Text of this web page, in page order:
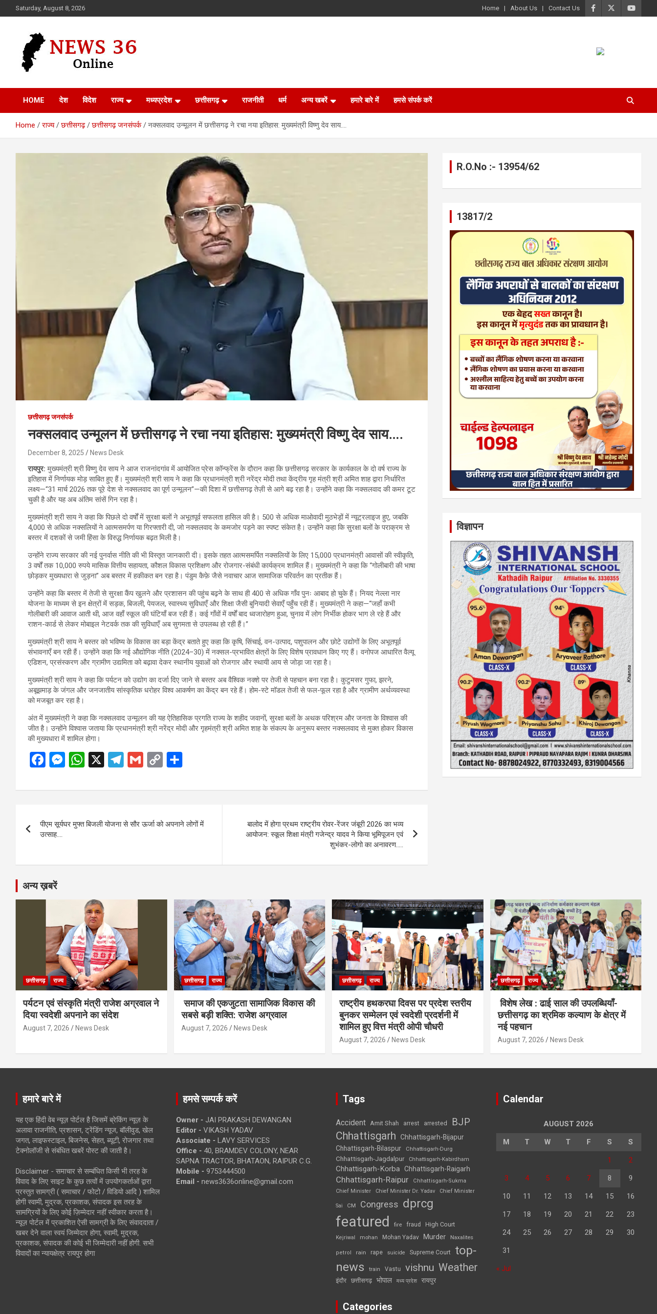
to
Saturday, August 8, 2026 Home About Us Contact Us
News 36
HOME देश विदेश राज्य मध्यप्रदेश छत्तीसगढ़ राजनीती धर्म अन्य खबरें हमारे बारे में हमसे संपर्क करें
Home राज्य छत्तीसगढ़ छत्तीसगढ़ जनसंपर्क नक्सलवाद उन्मूलन में छत्तीसगढ़ ने रचा नया इतिहास: मुख्यमंत्री विष्णु देव साय….
छत्तीसगढ़ जनसंपर्क
नक्सलवाद उन्मूलन में छत्तीसगढ़ ने रचा नया इतिहास: मुख्यमंत्री विष्णु देव साय….
December 8, 2025 News Desk
रायपुर:मुख्यमंत्री श्री विष्णु देव साय ने आज राजनांदगांव में आयोजित प्रेस कॉन्फ्रेंस के दौरान कहा कि छत्तीसगढ़ सरकार के कार्यकाल के दो वर्ष राज्य के
इतिहास में निर्णायक मोड़ साबित हुए हैं। मुख्यमंत्री श्री साय ने कहा कि प्रधानमंत्री श्री नरेंद्र मोदी तथा केंद्रीय गृह मंत्री श्री अमित शाह द्वारा निर्धारित
लक्ष्य—“31 मार्च 2026 तक पूरे देश से नक्सलवाद का पूर्ण उन्मूलन”—की दिशा में छत्तीसगढ़ तेज़ी से आगे बढ़ रहा है। उन्होंने कहा कि नक्सलवाद की कमर टूट
चुकी है और यह अब अंतिम सांसें गिन रहा है।
मुख्यमंत्री श्री साय ने कहा कि पिछले दो वर्षों में सुरक्षा बलों ने अभूतपूर्व सफलता हासिल की है। 500 से अधिक माओवादी मुठभेड़ों में न्यूट्रलाइज हुए, जबकि
4,000 से अधिक नक्सलियों ने आत्मसमर्पण या गिरफ्तारी दी, जो नक्सलवाद के कमजोर पड़ने का स्पष्ट संकेत है। उन्होंने कहा कि सुरक्षा बलों के पराक्रम से
बस्तर में दशकों से जमी हिंसा के विरुद्ध निर्णायक बढ़त मिली है।
उन्होंने राज्य सरकार की नई पुनर्वास नीति की भी विस्तृत जानकारी दी। इसके तहत आत्मसमर्पित नक्सलियों के लिए 15,000 प्रधानमंत्री आवासों की स्वीकृति,
3 वर्षों तक 10,000 रुपये मासिक वित्तीय सहायता, कौशल विकास प्रशिक्षण और रोजगार-संबंधी कार्यक्रम शामिल हैं। मुख्यमंत्री ने कहा कि “गोलीबारी की भाषा
छोड़कर मुख्यधारा से जुड़ना” अब बस्तर में हकीकत बन रहा है। पंडुम कैफ़े जैसे नवाचार आज सामाजिक परिवर्तन का प्रतीक हैं।
उन्होंने कहा कि बस्तर में तेजी से सुरक्षा कैंप खुलने और प्रशासन की पहुंच बढ़ने के साथ ही 400 से अधिक गाँव पुनः आबाद हो चुके हैं। नियद नेल्ला नार
योजना के माध्यम से इन क्षेत्रों में सड़क, बिजली, पेयजल, स्वास्थ्य सुविधाएँ और शिक्षा जैसी बुनियादी सेवाएँ पहुँच रही हैं। मुख्यमंत्री ने कहा—“जहाँ कभी
गोलीबारी की आवाज आती थी, आज वहाँ स्कूल की घंटियाँ बज रही हैं। कई गाँवों में वर्षों बाद ध्वजारोहण हुआ, चुनाव में लोग निर्भीक होकर भाग ले रहे हैं और
राशन-कार्ड से लेकर मोबाइल नेटवर्क तक की सुविधाएँ अब सुगमता से उपलब्ध हो रही हैं।”
मुख्यमंत्री श्री साय ने बस्तर को भविष्य के विकास का बड़ा केंद्र बताते हुए कहा कि कृषि, सिंचाई, वन-उत्पाद, पशुपालन और छोटे उद्योगों के लिए अभूतपूर्व
संभावनाएँ बन रही हैं। उन्होंने कहा कि नई औद्योगिक नीति (2024–30) में नक्सल-प्रभावित क्षेत्रों के लिए विशेष प्रावधान किए गए हैं। वनोपज आधारित वैल्यू
एडिशन, प्रसंस्करण और ग्रामीण उद्यमिता को बढ़ावा देकर स्थानीय युवाओं को रोजगार और स्थायी आय से जोड़ा जा रहा है।
मुख्यमंत्री श्री साय ने कहा कि पर्यटन को उद्योग का दर्जा दिए जाने से बस्तर अब वैश्विक नक्शे पर तेजी से पहचान बना रहा है। कुटुमसर गुफा, झरने,
अबूझमाड़ के जंगल और जनजातीय सांस्कृतिक धरोहर विश्व आकर्षण का केंद्र बन रहे हैं। होम-स्टे मॉडल तेजी से फल-फूल रहा है और ग्रामीण अर्थव्यवस्था
को मजबूत कर रहा है।
अंत में मुख्यमंत्री ने कहा कि नक्सलवाद उन्मूलन की यह ऐतिहासिक प्रगति राज्य के शहीद जवानों, सुरक्षा बलों के अथक परिश्रम और जनता के विश्वास की
जीत है। उन्होंने विश्वास जताया कि प्रधानमंत्री श्री नरेंद्र मोदी और गृहमंत्री श्री अमित शाह के संकल्प के अनुरूप बस्तर नक्सलवाद से मुक्त होकर विकास
की मुख्यधारा में शामिल होगा।
F
ce
o
o
M
se
g
W
at
A
X
T
e
a
G
ail
C
py
n
ar
navigation
पीएम सूर्यघर मुफ्त बिजली योजना से सौर ऊर्जा को अपनाने लोगों में
उत्साह….
बालोद में होगा प्रथम राष्ट्रीय रोवर-रेंजर जंबूरी 2026 का भव्य
आयोजन: स्कूल शिक्षा मंत्री गजेन्द्र यादव ने किया भूमिपूजन एवं
शुभंकर-लोगो का अनावरण…..
R.O.No :- 13954/62
13817/2
विज्ञापन
अन्य ख़बरें
छत्तीसगढ़ राज्य
पर्यटन एवं संस्कृति मंत्री राजेश अग्रवाल ने
दिया स्वदेशी अपनाने का संदेश
August 7, 2026 News Desk
छत्तीसगढ़ राज्य
समाज की एकजुटता सामाजिक विकास की
सबसे बड़ी शक्ति: राजेश अग्रवाल
August 7, 2026 News Desk
छत्तीसगढ़ राज्य
राष्ट्रीय हथकरघा दिवस पर प्रदेश स्तरीय
बुनकर सम्मेलन एवं स्वदेशी प्रदर्शनी में
शामिल हुए वित्त मंत्री ओपी चौधरी
August 7, 2026 News Desk
छत्तीसगढ़ राज्य
विशेष लेख : ढाई साल की उपलब्धियाँ-
छत्तीसगढ़ का श्रमिक कल्याण के क्षेत्र में
नई पहचान
August 7, 2026 News Desk
हमारे बारे में
यह एक हिंदी वेब न्यूज़ पोर्टल है जिसमें ब्रेकिंग न्यूज़ के
अलावा राजनीति, प्रशासन, ट्रेंडिंग न्यूज, बॉलीवुड, खेल
जगत, लाइफस्टाइल, बिजनेस, सेहत, ब्यूटी, रोजगार तथा
टेक्नोलॉजी से संबंधित खबरें पोस्ट की जाती है।
Disclaimer - समाचार से सम्बंधित किसी भी तरह के
विवाद के लिए साइट के कुछ तत्वों में उपयोगकर्ताओं द्वारा
प्रस्तुत सामग्री ( समाचार / फोटो / विडियो आदि ) शामिल
होगी स्वामी, मुद्रक, प्रकाशक, संपादक इस तरह के
सामग्रियों के लिए कोई ज़िम्मेदार नहीं स्वीकार करता है।
न्यूज़ पोर्टल में प्रकाशित ऐसी सामग्री के लिए संवाददाता /
खबर देने वाला स्वयं जिम्मेदार होगा, स्वामी, मुद्रक,
प्रकाशक, संपादक की कोई भी जिम्मेदारी नहीं होगी. सभी
विवादों का न्यायक्षेत्र रायपुर होगा
हमसे सम्पर्क करें
Owner - JAI PRAKASH DEWANGAN
Editor - VIKASH YADAV
Associate - LAVY SERVICES
Office - 40, BRAMDEV COLONY, NEAR
SAPNA TRACTOR, BHATAON, RAIPUR C.G.
Mobile - 9753444500
Email - news3636online@gmail.com
Tags
Accident Amit Shah arrest arrested BJP
Chhattisgarh
Chhattisgarh-Bijapur
Chhattisgarh-Bilaspur
Chhattisgarh-Durg
Chhattisgarh-Jagdalpur Chhattisgarh-Kabirdham
Chhattisgarh-Korba Chhattisgarh-Raigarh
Chhattisgarh-Raipur
Chhattisgarh-Sukma
Chief Minister
Chief Minister Dr. Yadav Chief Minister
Sai CM Congress dprcg
featured fire fraud High Court
Kejriwal mohan Mohan Yadav Murder Naxalites
petrol rain rape suicide Supreme Court top-
news
train Vastu vishnu Weather
इंदौर छत्तीसगढ़ भोपाल मध्य प्रदेश रायपुर
Categories
Calendar
AUGUST 2026
M T W T F S S
1 2
3 4 5 6 7 8 9
10 11 12 13 14 15 16
17 18 19 20 21 22 23
24 25 26 27 28 29 30
31
« Jul